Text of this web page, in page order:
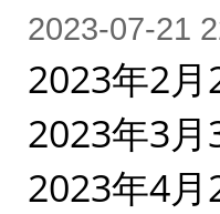
2023-07-21
2023年2
2023年3
2023年4